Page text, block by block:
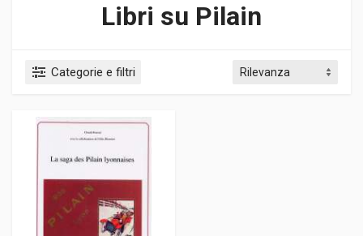
Libri su Pilain
Categorie e filtri